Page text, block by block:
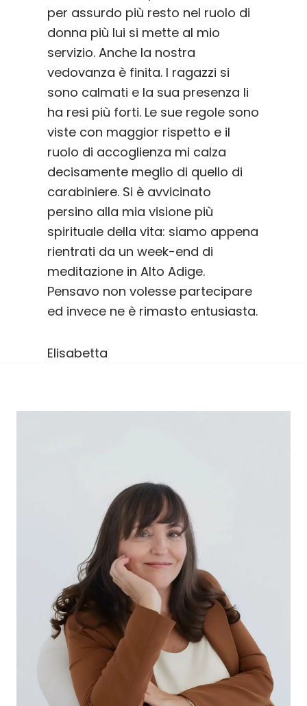
per assurdo più resto nel ruolo di
donna più lui si mette al mio
servizio. Anche la nostra
vedovanza è finita. I ragazzi si
sono calmati e la sua presenza li
ha resi più forti. Le sue regole sono
viste con maggior rispetto e il
ruolo di accoglienza mi calza
decisamente meglio di quello di
carabiniere. Si è avvicinato
persino alla mia visione più
spirituale della vita: siamo appena
rientrati da un week-end di
meditazione in Alto Adige.
Pensavo non volesse partecipare
ed invece ne è rimasto entusiasta.
Elisabetta